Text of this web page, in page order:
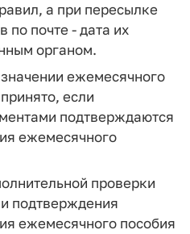
а при пересылке
по почте - дата их
органом.
ежемесячного
если
подтверждаются
ежемесячного
проверки
подтверждения
ежемесячного пособия